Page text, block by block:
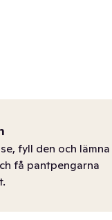
fyll den och lämna
få pantpengarna